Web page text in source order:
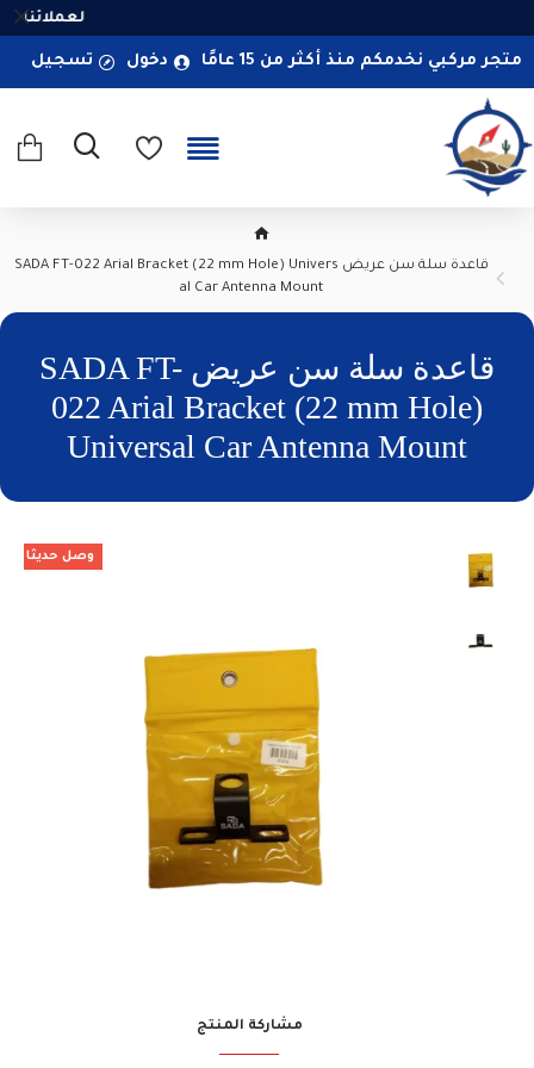
لعملائنا
متجر مركبي نخدمكم منذ أكثر من 15 عامًا دخول تسجيل
قاعدة سلة سن عريض SADA FT-022 Arial Bracket (22 mm Hole) Univers
al Car Antenna Mount
قاعدة سلة سن عريض SADA FT-
022 Arial Bracket (22 mm Hole)
Universal Car Antenna Mount
وصل حديثا
مشاركة المنتج